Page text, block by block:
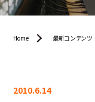
Home 最新コンテンツ
2010.6.14